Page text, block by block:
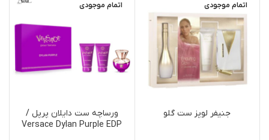
اتمام موجودی
جنیفر لوپز ست گلو
اتمام موجودی
ورساچه ست دایلان پرپل /
Versace Dylan Purple EDP